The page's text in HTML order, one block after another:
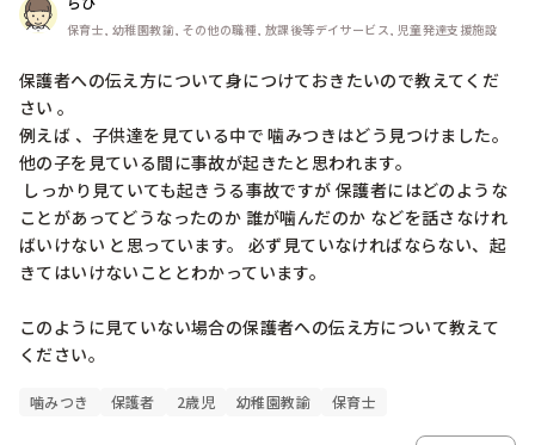
保育士, 幼稚園教諭, その他の職種, 放課後等デイサービス, 児童発達支援施設
保護者への伝え方について身につけておきたいので教えてくだ
さい 。
例えば 、子供達を見ている中で 噛みつきはどう見つけました。
他の子を見ている間に事故が起きたと思われます。
ことがあってどうなったのか 誰が噛んだのか などを話さなけれ
ばいけない と思っています。 必ず見ていなければならない、起
きてはいけないこととわかっています。
このように見ていない場合の保護者への伝え方について教えて
ください。
噛みつき 保護者 2歳児 幼稚園教諭 保育士